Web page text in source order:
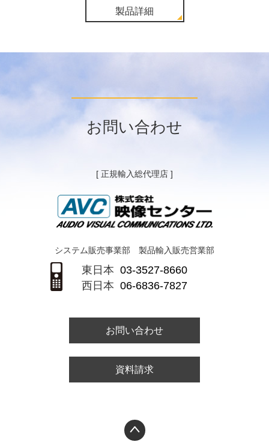
製品詳細
お問い合わせ
[ 正規輸入総代理店 ]
システム販売事業部 製品輸入販売営業部
東日本 03-3527-8660
西日本 06-6836-7827
お問い合わせ
資料請求